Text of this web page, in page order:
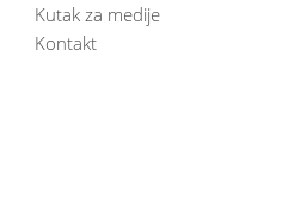
Kutak za medije
Kontakt